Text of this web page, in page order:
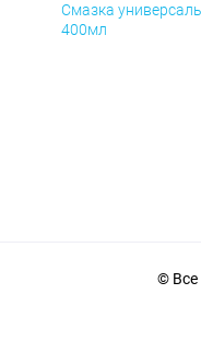
Смазка
400мл
©